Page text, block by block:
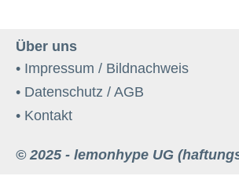
Über uns
• Impressum / Bildnachweis
• Datenschutz / AGB
• Kontakt
© 2025 - lemonhype UG